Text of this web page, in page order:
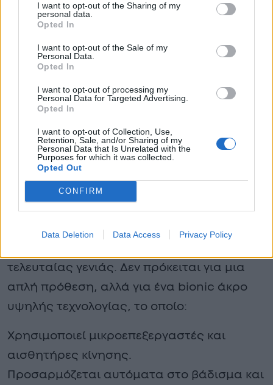
I want to opt-out of the Sharing of my
personal data.
Opted In
I want to opt-out of the Sale of my
Personal Data.
Opted In
I want to opt-out of processing my
Personal Data for Targeted Advertising.
Opted In
I want to opt-out of Collection, Use,
Retention, Sale, and/or Sharing of my
Personal Data that Is Unrelated with the
Purposes for which it was collected.
Opted Out
CONFIRM
Data Deletion Data Access Privacy Policy
παιχνίδι.
Επόμενη Μέρα: Υπερσύγχρονη Βιονική
Τεχνολογία από τις ΗΠΑ
αφορά την αποκατάσταση του 22χρονου.
σταθεροποιηθεί πλήρως, έχει
προγραμματιστεί η αεροδιακομιδή του σε
εξειδικευμένη κλινική των Ηνωμένων
Πολιτειών.
Εκεί, έχει ήδη ξεκινήσει η διαδικασία για τη
τελευταίας γενιάς. Δεν πρόκειται για μια
απλή πρόθεση, αλλά για ένα bionic άκρο
υψηλής τεχνολογίας, το οποίο:
Χρησιμοποιεί μικροεπεξεργαστές και
αισθητήρες κίνησης.
Προσαρμόζεται αυτόματα στο βάδισμα και